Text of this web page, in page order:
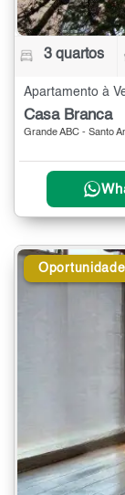
3 quartos
Apartamento à
Casa Branca
Grande ABC - Santo
Oportunidade